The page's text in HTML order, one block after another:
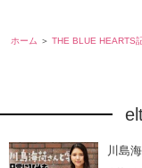
ホーム THE BLUE HEARTS
川島